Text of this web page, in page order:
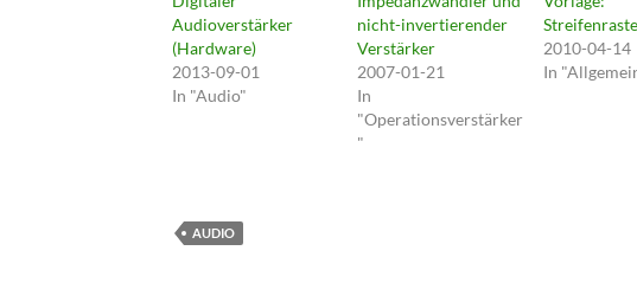
Audioverstärker
(Hardware)
2013-09-01
In "Audio"
nicht-invertierender
Verstärker
2007-01-21
In
"Operationsverstärker
"
2010-04-14
In
AUDIO